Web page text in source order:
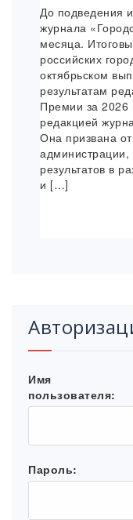
До подведения
журнала
месяца.
российских
октябрьском
результатам
Премии за 2026
редакцией
Она призвана
результатов в
и […]
Имя
пользователя:
Пароль: